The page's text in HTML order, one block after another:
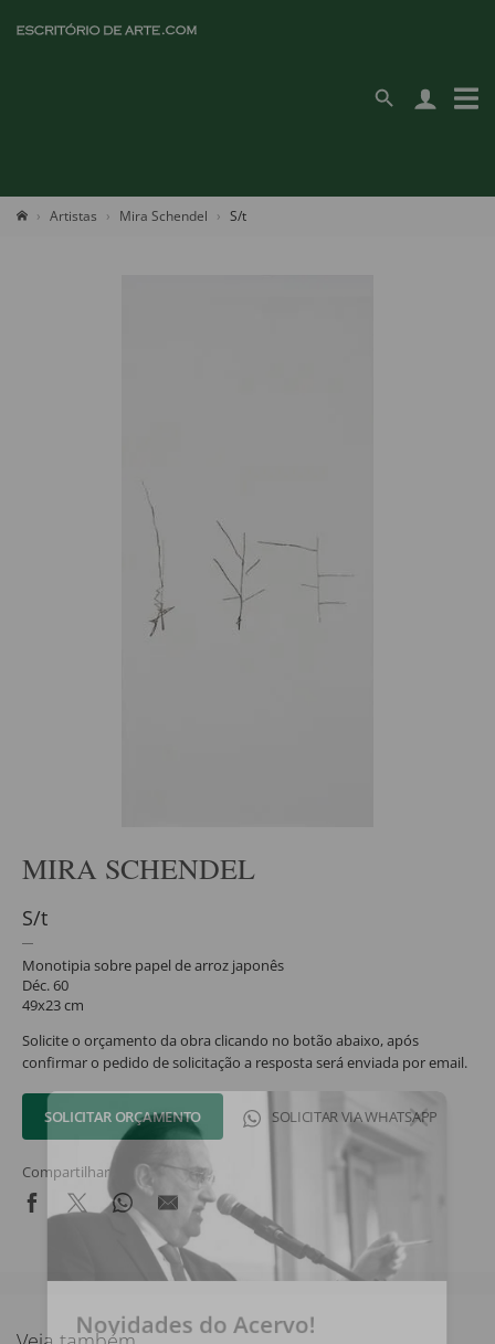
Artistas Mira Schendel S/t
MIRA SCHENDEL
S/t
Monotipia sobre papel de arroz japonês
Déc. 60
49x23 cm
Solicite o orçamento da obra clicando no botão abaixo, após
confirmar o pedido de solicitação a resposta será enviada por email.
SOLICITAR ORÇAMENTO SOLICITAR VIA WHATSAPP
Compartilhar
Novidades do Acervo!